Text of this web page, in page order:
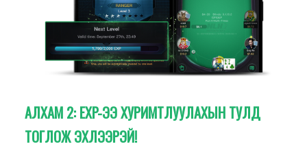
АЛХАМ 2:EXP-ЭЭ ХУРИМТЛУУЛАХЫН ТУЛД
ТОГЛОЖ ЭХЛЭЭРЭЙ!